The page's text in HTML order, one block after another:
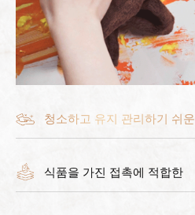
청소하고 유지 관리하기 쉬운
식품을 가진 접촉에 적합한